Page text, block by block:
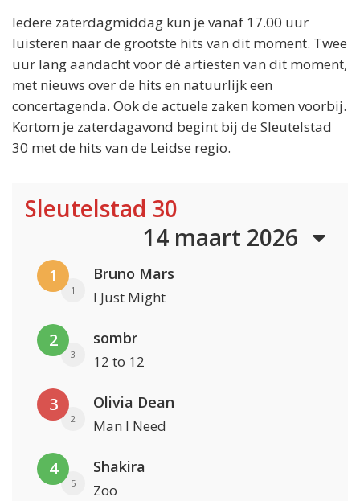
Iedere zaterdagmiddag kun je vanaf 17.00 uur
luisteren naar de grootste hits van dit moment. Twee
uur lang aandacht voor dé artiesten van dit moment,
met nieuws over de hits en natuurlijk een
concertagenda. Ook de actuele zaken komen voorbij.
Kortom je zaterdagavond begint bij de Sleutelstad
30 met de hits van de Leidse regio.
Sleutelstad 30
14 maart 2026
1
1
Bruno Mars
I Just Might
2
3
sombr
12 to 12
3
2
Olivia Dean
Man I Need
4
5
Shakira
Zoo